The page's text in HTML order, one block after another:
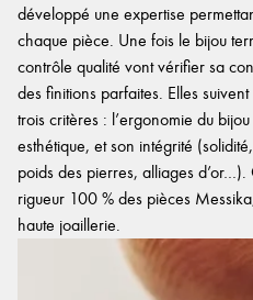
développé une expertise
chaque pièce. Une fois le bijou
contrôle qualité vont vérifier sa
des finitions parfaites. Elles
trois critères : l’ergonomie du
esthétique, et son intégrité
poids des pierres, alliages
rigueur 100 % des pièces
haute joaillerie.